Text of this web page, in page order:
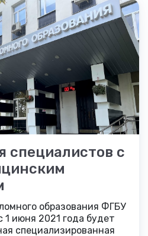
специалистов с
образования ФГБУ
июня 2021 года будет
специализированная